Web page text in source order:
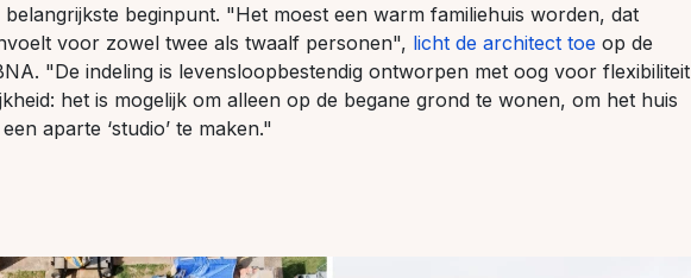
beginpunt. "Het moest een warm familiehuis worden, dat
voor zowel twee als twaalf personen", licht de architect toe op de
"De indeling is levensloopbestendig ontworpen met oog voor flexibiliteit
het is mogelijk om alleen op de begane grond te wonen, om het huis
aparte ‘studio’ te maken."